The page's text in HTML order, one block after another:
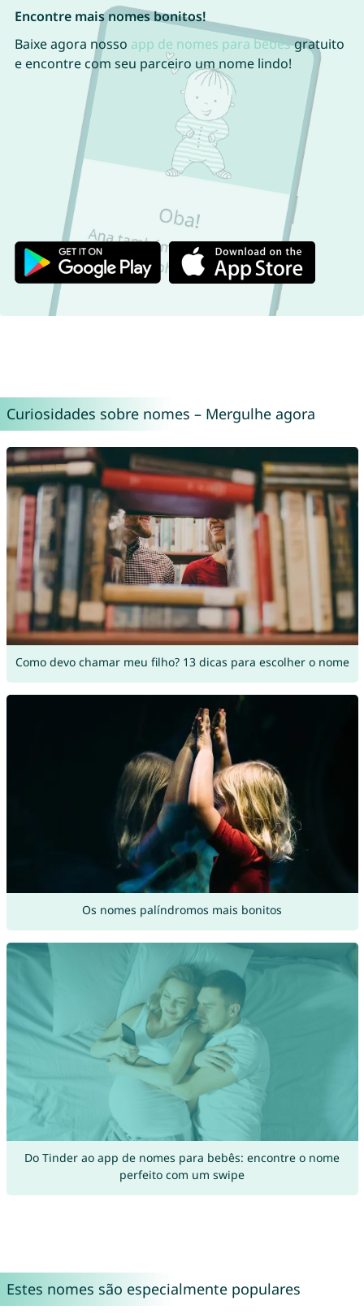
Encontre mais nomes bonitos!
Baixe agora nosso app de nomes para bebêsgratuito
e encontre com seu parceiro um nome lindo!
Curiosidades sobre nomes – Mergulhe agora
Como devo chamar meu filho? 13 dicas para escolher o nome
Os nomes palíndromos mais bonitos
Do Tinder ao app de nomes para bebês: encontre o nome
perfeito com um swipe
Estes nomes são especialmente populares